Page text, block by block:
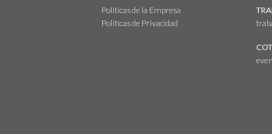
Políticas de la Empresa
Políticas de Privacidad